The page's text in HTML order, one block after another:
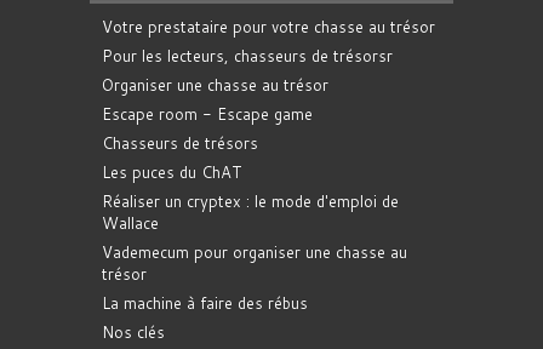
Votre prestataire pour votre chasse au trésor
Pour les lecteurs, chasseurs de trésorsr
Organiser une chasse au trésor
Escape room - Escape game
Chasseurs de trésors
Les puces du ChAT
Réaliser un cryptex : le mode d'emploi de
Wallace
Vademecum pour organiser une chasse au
trésor
La machine à faire des rébus
Nos clés